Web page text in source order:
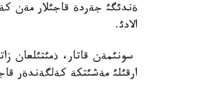
الادئ.
سونئمةن قاتار، ذمئتئلعان
ارقئلئ مةشئتكة كةلگةندةر